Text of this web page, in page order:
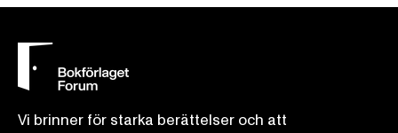
Vi brinner för starka berättelser och att